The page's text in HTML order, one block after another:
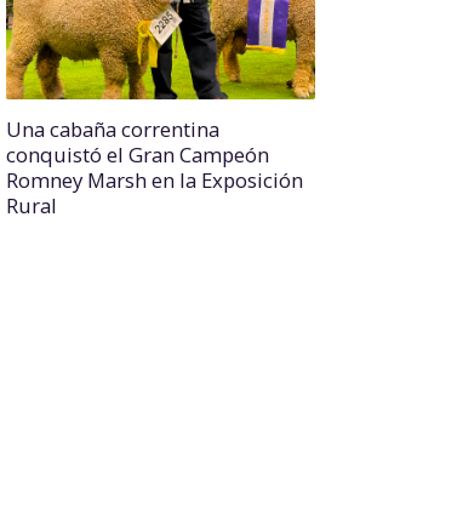
Una cabaña correntina
conquistó el Gran Campeón
Romney Marsh en la Exposición
Rural